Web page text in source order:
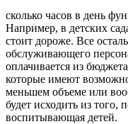
сколько часов в день
Например, в детских
стоит дороже. Все
обслуживающего
оплачивается из
которые имеют
меньшем объеме или
будет исходить из того,
воспитывающая детей.